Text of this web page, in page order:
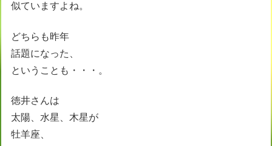
似ていますよね。
どちらも昨年
話題になった、
ということも・・・。
徳井さんは
太陽、水星、木星が
牡羊座、